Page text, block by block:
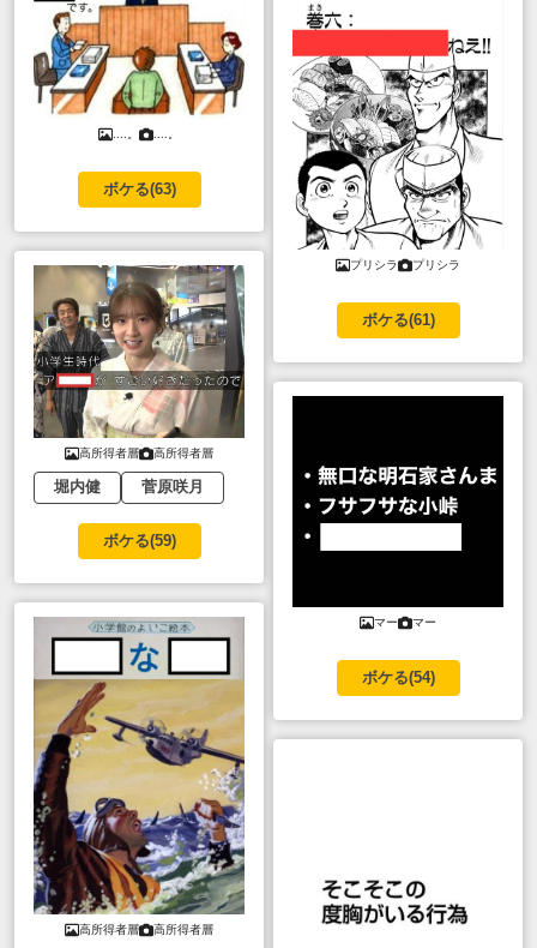
ボケる(63)
高所得者層 高所得者層
堀内健 菅原咲月
ボケる(59)
高所得者層 高所得者層
プリシラ プリシラ
ボケる(61)
マー マー
ボケる(54)